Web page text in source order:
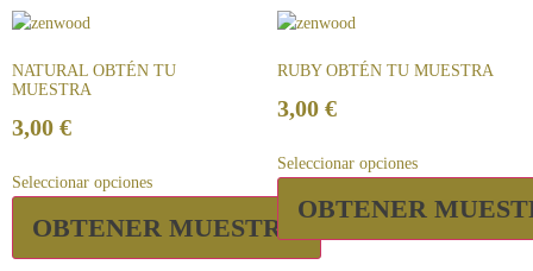
NATURAL OBTÉN TU
MUESTRA
3,00 €
Seleccionar opciones
OBTENER MUESTRA
RUBY OBTÉN TU MUESTRA
3,00 €
Seleccionar opciones
OBTENER